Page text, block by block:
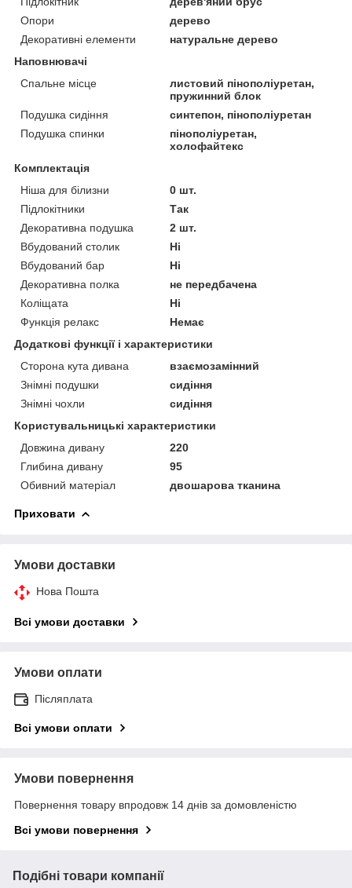
Опори
дерево
Декоративні елементи
натуральне дерево
Наповнювачі
Спальне місце
листовий пінополіуретан,
пружинний блок
Подушка сидіння
синтепон, пінополіуретан
Подушка спинки
пінополіуретан,
холофайтекс
Комплектація
Ніша для білизни
0 шт.
Підлокітники
Так
Декоративна подушка
2 шт.
Вбудований столик
Ні
Вбудований бар
Ні
Декоративна полка
не передбачена
Коліщата
Ні
Функція релакс
Немає
Додаткові функції і характеристики
Сторона кута дивана
взаємозамінний
Знімні подушки
сидіння
Знімні чохли
сидіння
Користувальницькі характеристики
Довжина дивану
220
Глибина дивану
95
Обивний матеріал
двошарова тканина
Приховати
Умови доставки
Нова Пошта
Всі умови доставки
Умови оплати
Післяплата
Всі умови оплати
Умови повернення
Повернення товару впродовж 14 днів за домовленістю
Всі умови повернення
Подібні товари компанії